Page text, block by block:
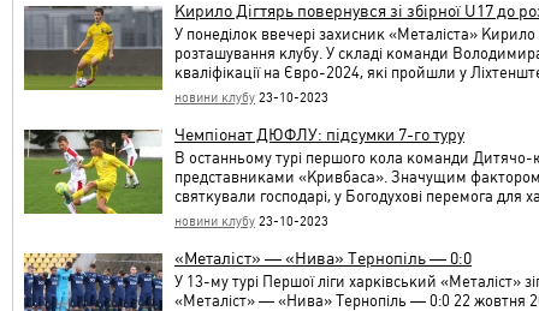
Кирило Дігтярь повернувся зі збірної U17 до
У понеділок ввечері захисник «Металіста» Кирило
розташування клубу. У складі команди
кваліфікації на Євро-2024, які пройшли у
новини клубу 23-10-2023
Чемпіонат ДЮФЛУ: підсумки 7-го туру
В останньому турі першого кола команди Дитячо-
представниками «Кривбаса». Значущим фактором
святкували господарі, у Богодухові перемога для
новини клубу 23-10-2023
«Металіст» — «Нива» Тернопіль — 0:0
У 13-му турі Першої ліги харківський «Металіст»
«Металіст» — «Нива» Тернопіль — 0:0 22 жовтня